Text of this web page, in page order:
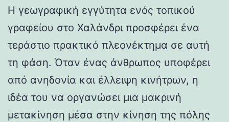
Η γεωγραφική εγγύτητα ενός τοπικού
γραφείου στο Χαλάνδρι προσφέρει ένα
τεράστιο πρακτικό πλεονέκτημα σε αυτή
τη φάση. Όταν ένας άνθρωπος υποφέρει
από ανηδονία και έλλειψη κινήτρων, η
ιδέα του να οργανώσει μια μακρινή
μετακίνηση μέσα στην κίνηση της πόλης